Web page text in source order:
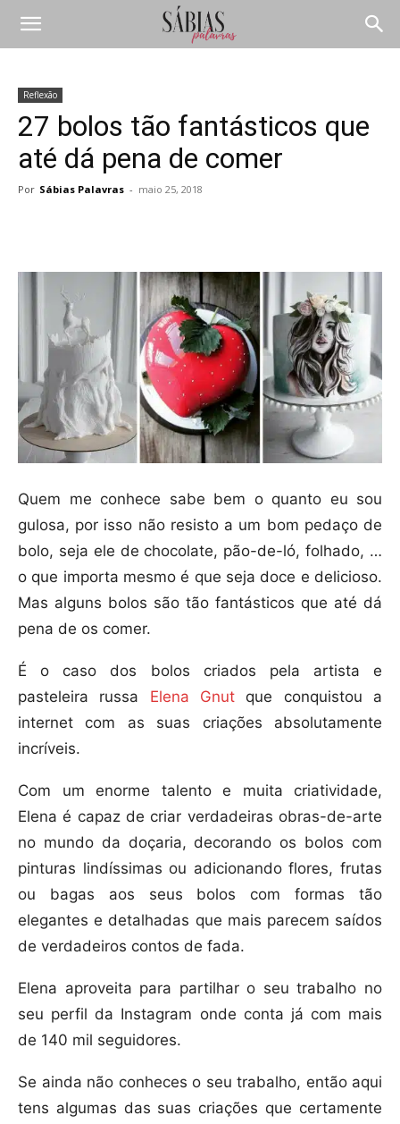
Reflexão
27 bolos tão fantásticos que
até dá pena de comer
Por Sábias Palavras - maio 25, 2018
Quem me conhece sabe bem o quanto eu sou
gulosa, por isso não resisto a um bom pedaço de
bolo, seja ele de chocolate, pão-de-ló, folhado, …
o que importa mesmo é que seja doce e delicioso.
Mas alguns bolos são tão fantásticos que até dá
pena de os comer.
É o caso dos bolos criados pela artista e
pasteleira russa Elena Gnut que conquistou a
internet com as suas criações absolutamente
incríveis.
Com um enorme talento e muita criatividade,
Elena é capaz de criar verdadeiras obras-de-arte
no mundo da doçaria, decorando os bolos com
pinturas lindíssimas ou adicionando flores, frutas
ou bagas aos seus bolos com formas tão
elegantes e detalhadas que mais parecem saídos
de verdadeiros contos de fada.
Elena aproveita para partilhar o seu trabalho no
seu perfil da Instagram onde conta já com mais
de 140 mil seguidores.
Se ainda não conheces o seu trabalho, então aqui
tens algumas das suas criações que certamente